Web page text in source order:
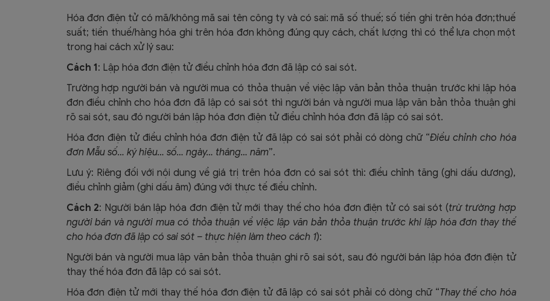
Hóa đơn điện tử có mã/không mã sai tên công ty và có sai: mã số thuế; số tiền ghi trên hóa đơn;thuế
suất; tiền thuế/hàng hóa ghi trên hóa đơn không đúng quy cách, chất lượng thì có thể lựa chọn một
trong hai cách xử lý sau:
Cách 1: Lập hóa đơn điện tử điều chỉnh hóa đơn đã lập có sai sót.
Trường hợp người bán và người mua có thỏa thuận về việc lập văn bản thỏa thuận trước khi lập hóa
đơn điều chỉnh cho hóa đơn đã lập có sai sót thì người bán và người mua lập văn bản thỏa thuận ghi
rõ sai sót, sau đó người bán lập hóa đơn điện tử điều chỉnh hóa đơn đã lập có sai sót.
Hóa đơn điện tử điều chỉnh hóa đơn điện tử đã lập có sai sót phải có dòng chữ “Điều chỉnh cho hóa
đơn Mẫu số… ký hiệu… số… ngày… tháng… năm”.
Lưu ý: Riêng đối với nội dung về giá trị trên hóa đơn có sai sót thì: điều chỉnh tăng (ghi dấu dương),
điều chỉnh giảm (ghi dấu âm) đúng với thực tế điều chỉnh.
Cách 2: Người bán lập hóa đơn điện tử mới thay thế cho hóa đơn điện tử có sai sót (trừ trường hợp
người bán và người mua có thỏa thuận về việc lập văn bản thỏa thuận trước khi lập hóa đơn thay thế
cho hóa đơn đã lập có sai sót – thực hiện làm theo cách 1):
Người bán và người mua lập văn bản thỏa thuận ghi rõ sai sót, sau đó người bán lập hóa đơn điện tử
thay thế hóa đơn đã lập có sai sót.
Hóa đơn điện tử mới thay thế hóa đơn điện tử đã lập có sai sót phải có dòng chữ “Thay thế cho hóa